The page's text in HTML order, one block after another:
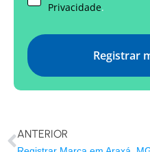
Privacidade.
Registrar
ANTERIOR